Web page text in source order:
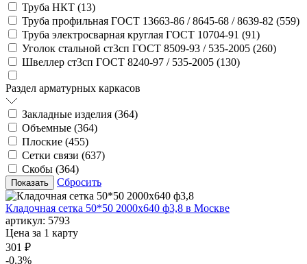
Труба НКТ (13)
Труба профильная ГОСТ 13663-86 / 8645-68 / 8639-82 (559)
Труба электросварная круглая ГОСТ 10704-91 (91)
Уголок стальной ст3сп ГОСТ 8509-93 / 535-2005 (260)
Швеллер ст3сп ГОСТ 8240-97 / 535-2005 (130)
Раздел арматурных каркасов
Закладные изделия (364)
Объемные (364)
Плоские (455)
Сетки связи (637)
Скобы (364)
Сбросить
Кладочная сетка 50*50 2000х640 ф3,8 в Москве
артикул: 5793
Цена за 1 карту
301 ₽
-0.3%